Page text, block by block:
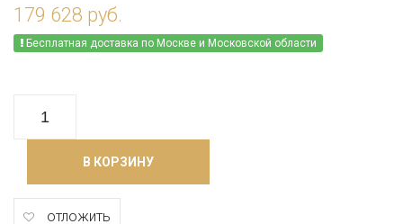
179 628 руб.
Бесплатная доставка по Москве и Московской области
В КОРЗИНУ
отложить